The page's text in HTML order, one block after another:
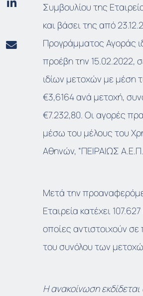
Συμβουλίου της
και βάσει της από
Προγράμματος Αγοράς
προέβη την 15.02.2022,
ιδίων μετοχών με μέση
€3,6164 ανά μετοχή,
€7.232,80. Οι αγορές
μέσω του μέλους του
Αθηνών, “ΠΕΙΡΑΙΩΣ
Μετά την
Εταιρεία κατέχει
οποίες αντιστοιχούν
του συνόλου των
Η ανακοίνωση